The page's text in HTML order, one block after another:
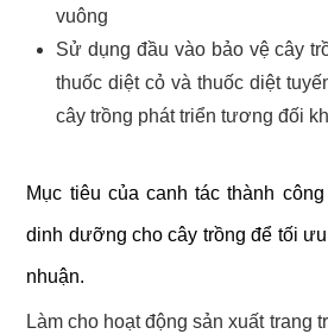
vuông
Sử dụng đầu vào bảo vệ cây
thuốc diệt cỏ và thuốc diệt
cây trồng phát triển tương đối
Mục tiêu của canh tác thành
dinh dưỡng cho cây trồng để tối
nhuận.
Làm cho hoạt động sản xuất trang